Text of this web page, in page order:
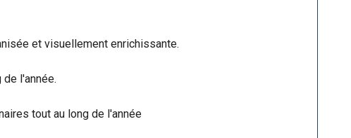
et visuellement enrichissante.
l'année.
tout au long de l'année